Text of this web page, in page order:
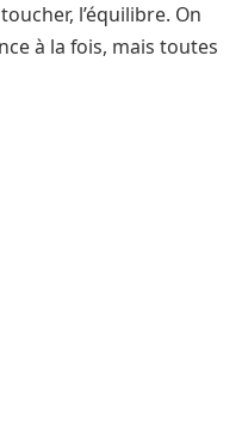
l’équilibre. On
à la fois, mais toutes